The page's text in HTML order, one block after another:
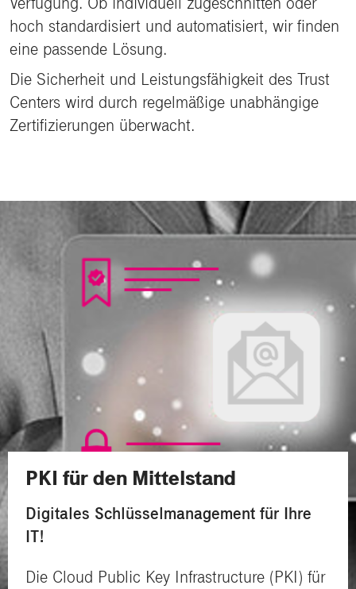
hoch standardisiert und automatisiert, wir finden
eine passende Lösung.
Die Sicherheit und Leistungsfähigkeit des Trust
Centers wird durch regelmäßige unabhängige
Zertifizierungen überwacht.
PKI für den Mittelstand
Digitales Schlüsselmanagement für Ihre
IT!
Die Cloud Public Key Infrastructure (PKI) für